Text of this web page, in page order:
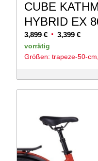
CUBE
HYBRID EX
3,899€ Ursprünglicher
Preis
war:
3,399 €
ist:
vorrätig
Größen: trapeze-50-